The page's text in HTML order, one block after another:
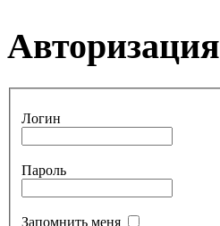
Авторизация
Логин
Пароль
Запомнить меня